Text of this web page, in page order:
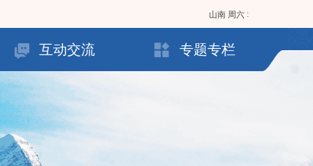
山南 周六 :
互动交流 专题专栏